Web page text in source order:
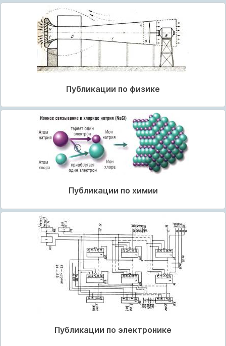
Публикации по физике
Публикации по химии
Публикации по электронике